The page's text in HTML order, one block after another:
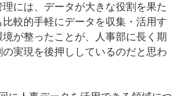
には、データが大きな役割を果た
較的手軽にデータを収集・活用す
が整ったことが、人事部に長く期
実現を後押ししているのだと思わ